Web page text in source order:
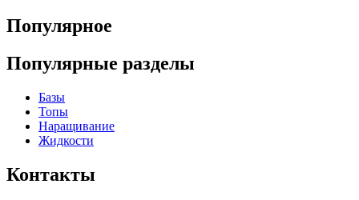
Популярное
Популярные разделы
Базы
Топы
Наращивание
Жидкости
Контакты